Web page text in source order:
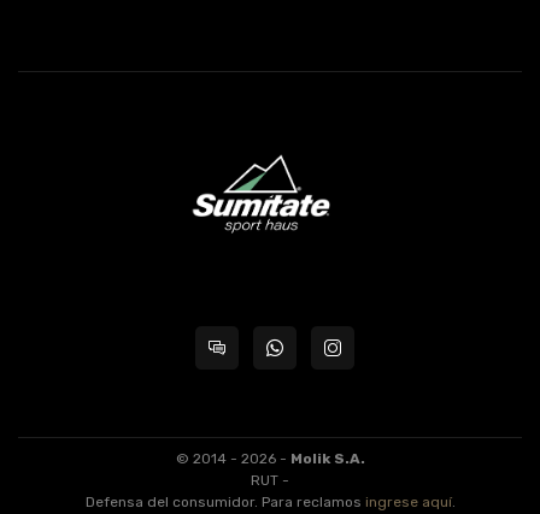
© 2014 - 2026 - Molik S.A.
RUT -
Defensa del consumidor. Para reclamos ingrese aquí.